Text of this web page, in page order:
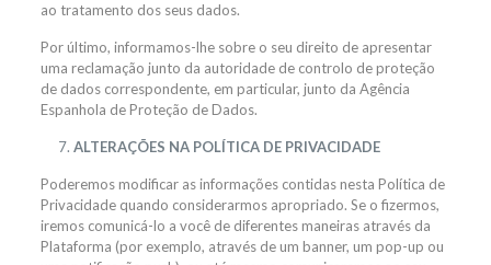
ao tratamento dos seus dados.
Por último, informamos-lhe sobre o seu direito de apresentar
uma reclamação junto da autoridade de controlo de proteção
de dados correspondente, em particular, junto da Agência
Espanhola de Proteção de Dados.
ALTERAÇÕES NA POLÍTICA DE PRIVACIDADE
Poderemos modificar as informações contidas nesta Política de
Privacidade quando considerarmos apropriado. Se o fizermos,
iremos comunicá-lo a você de diferentes maneiras através da
Plataforma (por exemplo, através de um banner, um pop-up ou